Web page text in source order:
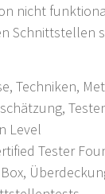
nicht
Schnittstellen
Techniken,
Level
Tester